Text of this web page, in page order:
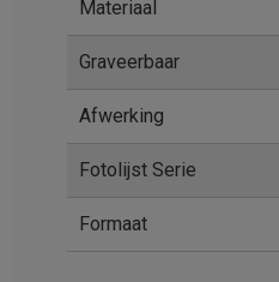
Materiaal
Graveerbaar
Afwerking
Fotolijst Serie
Formaat